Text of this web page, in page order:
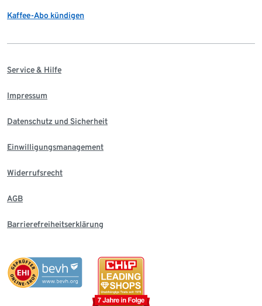
Kaffee-Abo kündigen
Service & Hilfe
Impressum
Datenschutz und Sicherheit
Einwilligungsmanagement
Widerrufsrecht
AGB
Barrierefreiheitserklärung